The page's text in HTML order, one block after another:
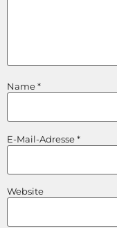
Name*
E-Mail-Adresse*
Website